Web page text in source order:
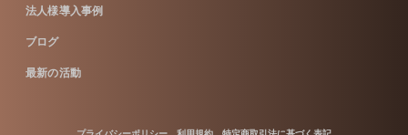
法人様導入事例
ブログ
最新の活動